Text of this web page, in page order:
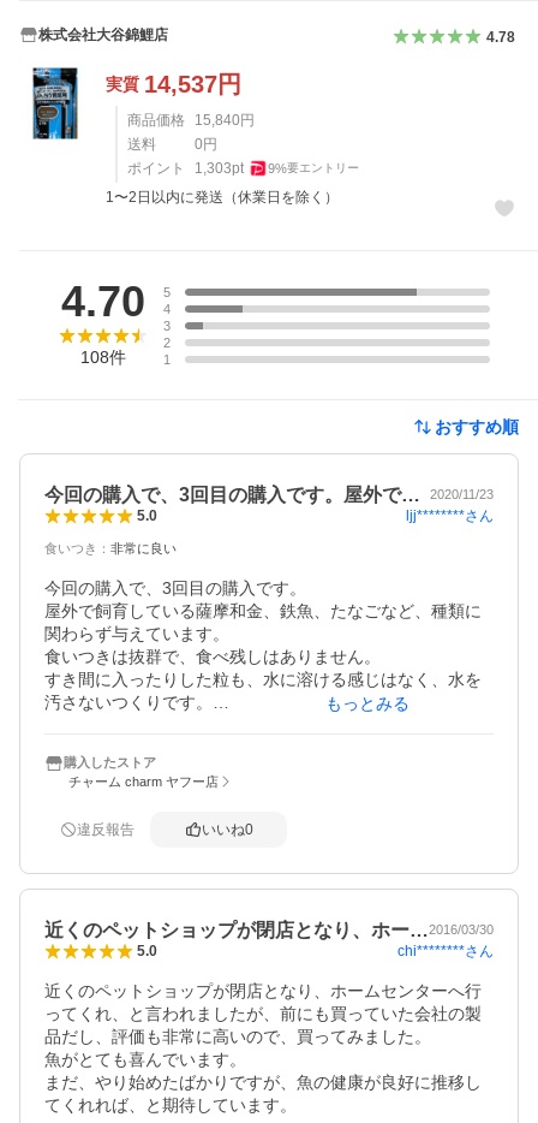
株式会社大谷錦鯉店 4.78
実質 14,537円
商品価格 15,840円
送料
0円
ポイント
1,303pt 9%要エントリー
1〜2日以内に発送（休業日を除く）
4.70
108件
5
4
3
2
1
おすすめ順
今回の購入で、3回目の購入です。屋外で… 2020/11/23
5.0 ljj********さん
食いつき ： 非常に良い
今回の購入で、3回目の購入です。
屋外で飼育している薩摩和金、鉄魚、たなごなど、種類に
関わらず与えています。
食いつきは抜群で、食べ残しはありません。
すき間に入ったりした粒も、水に溶ける感じはなく、水を
汚さないつくりです。
もっとみる
購入したストア
チャーム charm ヤフー店
違反報告 いいね0
近くのペットショップが閉店となり、ホー…2016/03/30
5.0 chi********さん
近くのペットショップが閉店となり、ホームセンターへ行
ってくれ、と言われましたが、前にも買っていた会社の製
品だし、評価も非常に高いので、買ってみました。
魚がとても喜んでいます。
まだ、やり始めたばかりですが、魚の健康が良好に推移し
てくれれば、と期待しています。